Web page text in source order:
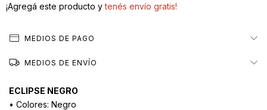
¡Agregá este producto ytenés envío gratis!
MEDIOS DE PAGO
MEDIOS DE ENVÍO
ECLIPSE NEGRO
• Colores: Negro